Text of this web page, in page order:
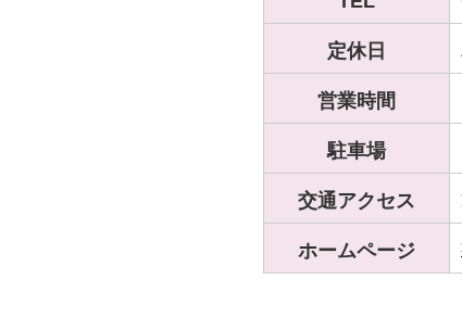
定休日
営業時間
駐車場
交通アクセス
ホームページ